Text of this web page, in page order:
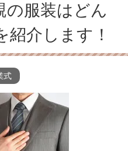
の服装はどん
介します！
式